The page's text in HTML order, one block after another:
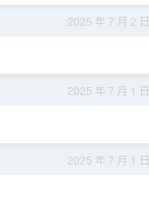
2025 年 7 月 2 日
2025 年 7 月 1 日
2025 年 7 月 1 日